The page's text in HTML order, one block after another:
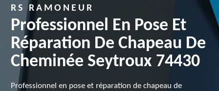
RS RAMONEUR
Professionnel En Pose Et
Réparation De Chapeau De
Cheminée Seytroux 74430
Professionnel en pose et réparation de chapeau de